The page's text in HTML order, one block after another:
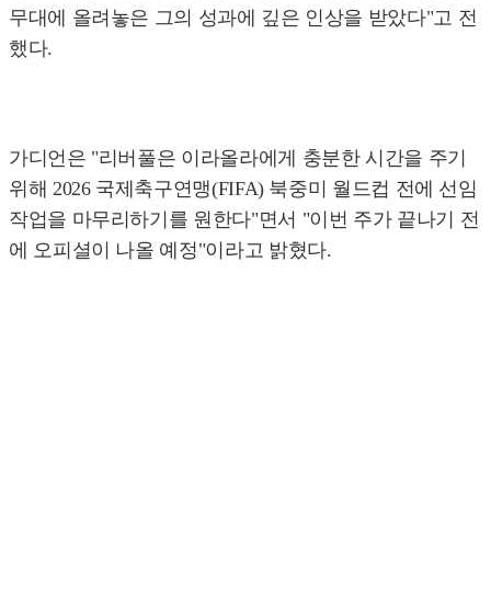
무대에 올려놓은 그의 성과에 깊은 인상을 받았다"고 전
했다.
가디언은 "리버풀은 이라올라에게 충분한 시간을 주기
위해 2026 국제축구연맹(FIFA) 북중미 월드컵 전에 선임
작업을 마무리하기를 원한다"면서 "이번 주가 끝나기 전
에 오피셜이 나올 예정"이라고 밝혔다.